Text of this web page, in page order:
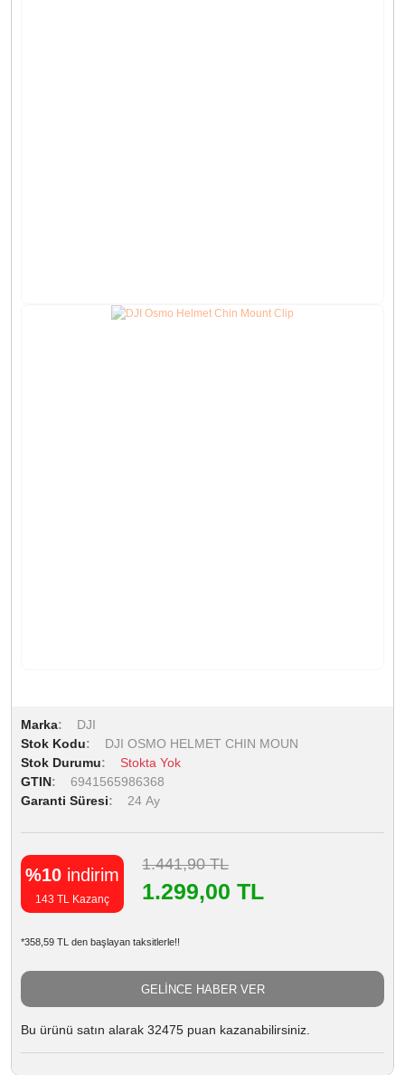
Marka
DJI
Stok Kodu
DJI OSMO HELMET CHIN MOUN
Stok Durumu
Stokta Yok
GTIN
6941565986368
Garanti Süresi
24 Ay
%10 indirim
143 TL Kazanç
1.441,90 TL
1.299,00 TL
*358,59 TL den başlayan taksitlerle!!
GELİNCE HABER VER
Bu ürünü satın alarak 32475 puan kazanabilirsiniz.